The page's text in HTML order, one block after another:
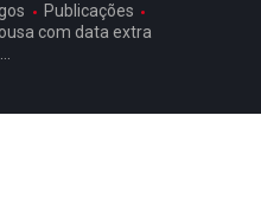
Publicações
com data extra